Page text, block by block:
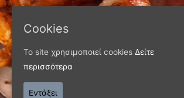
ΠΑΝΩ ΑΠΟ 40
Cookies
Το site χρησιμοποιεί cookies Δείτε
περισσότερα
Εντάξει